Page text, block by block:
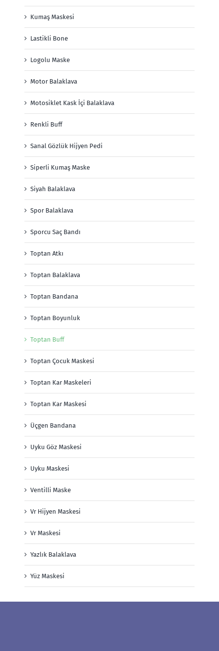
Kumaş Maskesi
Lastikli Bone
Logolu Maske
Motor Balaklava
Motosiklet Kask İçi Balaklava
Renkli Buff
Sanal Gözlük Hijyen Pedi
Siperli Kumaş Maske
Siyah Balaklava
Spor Balaklava
Sporcu Saç Bandı
Toptan Atkı
Toptan Balaklava
Toptan Bandana
Toptan Boyunluk
Toptan Buff
Toptan Çocuk Maskesi
Toptan Kar Maskeleri
Toptan Kar Maskesi
Üçgen Bandana
Uyku Göz Maskesi
Uyku Maskesi
Ventilli Maske
Vr Hijyen Maskesi
Vr Maskesi
Yazlık Balaklava
Yüz Maskesi